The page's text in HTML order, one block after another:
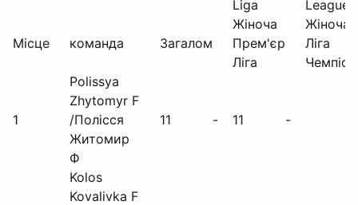
Liga
League
Місце команда Загалом
Жіноча
Прем'єр
Ліга
Жіноча
Ліга
1
Polissya
Zhytomyr F
/Полісся
Житомир
Ф
11 - 11 -
Kolos
Kovalivka F